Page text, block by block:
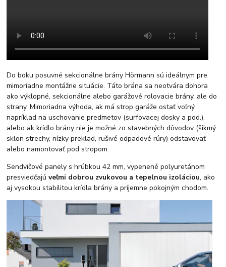
Do boku posuvné sekcionálne brány Hörmann sú ideálnym pre
mimoriadne montážne situácie. Táto brána sa neotvára dohora
ako výklopné, sekcionálne alebo garážové rolovacie brány, ale do
strany. Mimoriadna výhoda, ak má strop garáže ostať voľný
napríklad na uschovanie predmetov (surfovacej dosky a pod.),
alebo ak krídlo brány nie je možné zo stavebných dôvodov (šikmý
sklon strechy, nízky preklad, rušivé odpadové rúry) odstavovať
alebo namontovať pod stropom.
Sendvičové panely s hrúbkou 42 mm, vypenené polyuretánom
presviedčajú veľmi dobrou zvukovou a tepelnou izoláciou, ako
aj vysokou stabilitou krídla brány a príjemne pokojným chodom.